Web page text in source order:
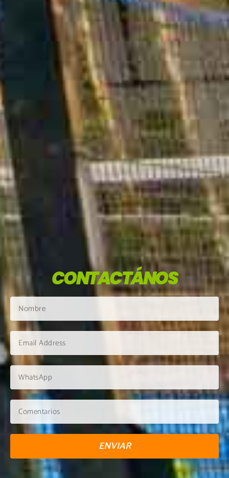
CONTACTÁNOS
ENVIAR